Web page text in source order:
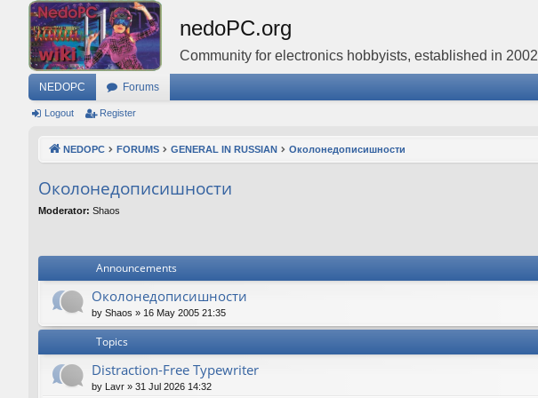
nedoPC.org
Community for electronics hobbyists, established in 2002
NEDOPC Forums
Logout Register
NEDOPC FORUMS GENERAL IN RUSSIAN Околонедописишности
Околонедописишности
Moderator: Shaos
Announcements
Околонедописишности
by Shaos » 16 May 2005 21:35
Topics
Distraction-Free Typewriter
by Lavr » 31 Jul 2026 14:32